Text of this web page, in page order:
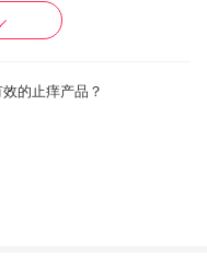
的止痒产品？